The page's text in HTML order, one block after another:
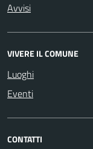
Avvisi
VIVERE IL COMUNE
Luoghi
Eventi
CONTATTI